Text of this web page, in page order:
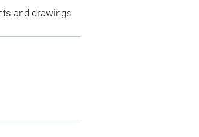
and drawings